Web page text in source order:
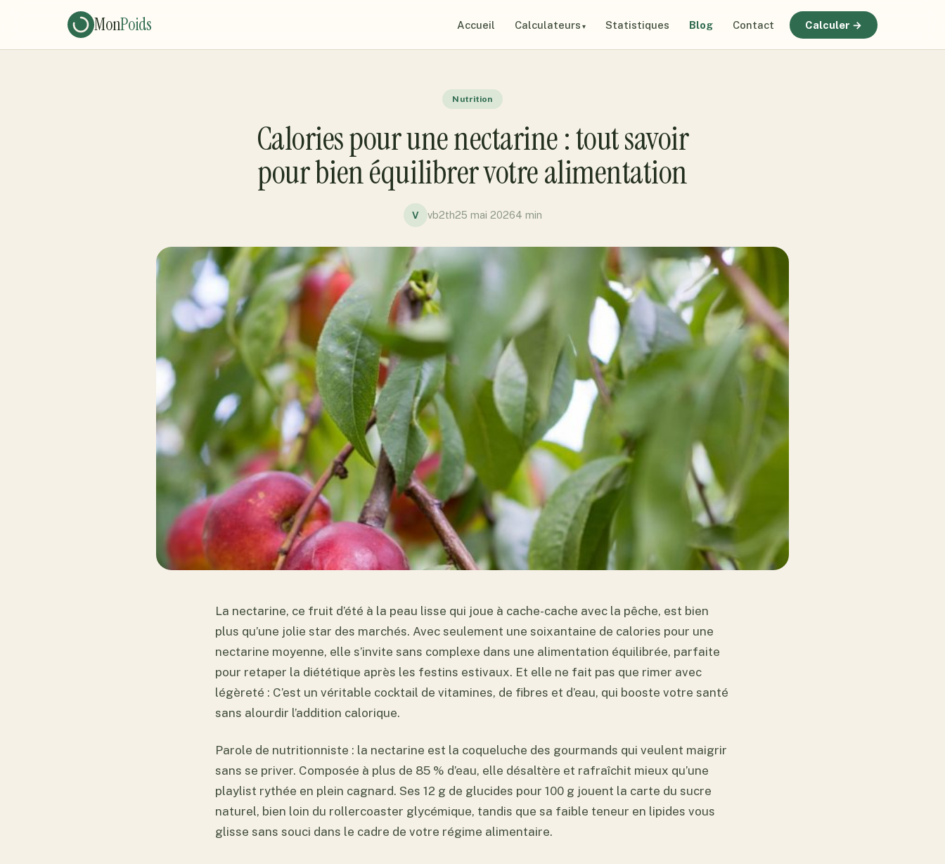
MonPoids Accueil Calculateurs Statistiques Blog Contact Calculer →
Nutrition
Calories pour une nectarine : tout savoir
pour bien équilibrer votre alimentation
V vb2th25 mai 20264 min
La nectarine, ce fruit d’été à la peau lisse qui joue à cache-cache avec la pêche, est bien
plus qu’une jolie star des marchés. Avec seulement une soixantaine de calories pour une
nectarine moyenne, elle s’invite sans complexe dans une alimentation équilibrée, parfaite
pour retaper la diététique après les festins estivaux. Et elle ne fait pas que rimer avec
légèreté : C’est un véritable cocktail de vitamines, de fibres et d’eau, qui booste votre santé
sans alourdir l’addition calorique.
Parole de nutritionniste : la nectarine est la coqueluche des gourmands qui veulent maigrir
sans se priver. Composée à plus de 85 % d’eau, elle désaltère et rafraîchit mieux qu’une
playlist rythée en plein cagnard. Ses 12 g de glucides pour 100 g jouent la carte du sucre
naturel, bien loin du rollercoaster glycémique, tandis que sa faible teneur en lipides vous
glisse sans souci dans le cadre de votre régime alimentaire.